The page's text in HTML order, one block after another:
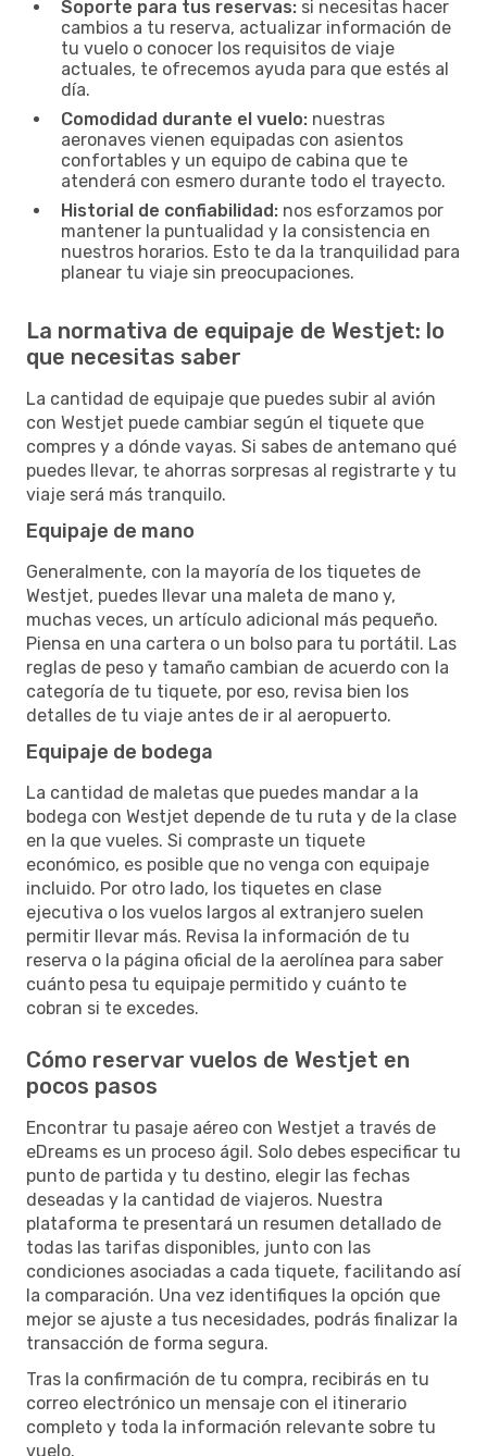
Soporte para tus reservas: si necesitas hacer
cambios a tu reserva, actualizar información de
tu vuelo o conocer los requisitos de viaje
actuales, te ofrecemos ayuda para que estés al
día.
Comodidad durante el vuelo: nuestras
aeronaves vienen equipadas con asientos
confortables y un equipo de cabina que te
atenderá con esmero durante todo el trayecto.
Historial de confiabilidad: nos esforzamos por
mantener la puntualidad y la consistencia en
nuestros horarios. Esto te da la tranquilidad para
planear tu viaje sin preocupaciones.
La normativa de equipaje de Westjet: lo
que necesitas saber
La cantidad de equipaje que puedes subir al avión
con Westjet puede cambiar según el tiquete que
compres y a dónde vayas. Si sabes de antemano qué
puedes llevar, te ahorras sorpresas al registrarte y tu
viaje será más tranquilo.
Equipaje de mano
Generalmente, con la mayoría de los tiquetes de
Westjet, puedes llevar una maleta de mano y,
muchas veces, un artículo adicional más pequeño.
Piensa en una cartera o un bolso para tu portátil. Las
reglas de peso y tamaño cambian de acuerdo con la
categoría de tu tiquete, por eso, revisa bien los
detalles de tu viaje antes de ir al aeropuerto.
Equipaje de bodega
La cantidad de maletas que puedes mandar a la
bodega con Westjet depende de tu ruta y de la clase
en la que vueles. Si compraste un tiquete
económico, es posible que no venga con equipaje
incluido. Por otro lado, los tiquetes en clase
ejecutiva o los vuelos largos al extranjero suelen
permitir llevar más. Revisa la información de tu
reserva o la página oficial de la aerolínea para saber
cuánto pesa tu equipaje permitido y cuánto te
cobran si te excedes.
Cómo reservar vuelos de Westjet en
pocos pasos
Encontrar tu pasaje aéreo con Westjet a través de
eDreams es un proceso ágil. Solo debes especificar tu
punto de partida y tu destino, elegir las fechas
deseadas y la cantidad de viajeros. Nuestra
plataforma te presentará un resumen detallado de
todas las tarifas disponibles, junto con las
condiciones asociadas a cada tiquete, facilitando así
la comparación. Una vez identifiques la opción que
mejor se ajuste a tus necesidades, podrás finalizar la
transacción de forma segura.
Tras la confirmación de tu compra, recibirás en tu
correo electrónico un mensaje con el itinerario
completo y toda la información relevante sobre tu
vuelo.